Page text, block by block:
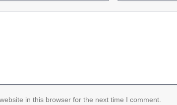
in this browser for the next time I comment.